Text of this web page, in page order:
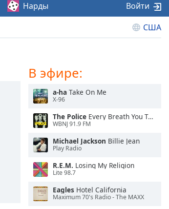
США
Нарды Войти
В эфире:
a-ha Take On Me
X-96
The Police Every Breath You Take
WBNJ 91.9 FM
Michael Jackson Billie Jean
Play Radio
R.E.M. Losing My Religion
Lite 98.7
Eagles Hotel California
Maximum 70's Radio - The MAXX